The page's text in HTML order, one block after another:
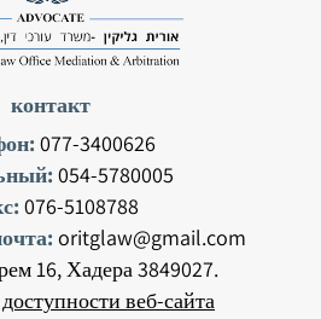
контакт
077-3400626
054-5780005
076-5108788
oritglaw@gmail.com
16, Хадера 3849027.
веб-сайта